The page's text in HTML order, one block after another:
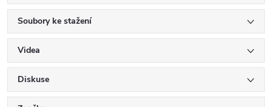
Soubory ke stažení
Videa
Diskuse